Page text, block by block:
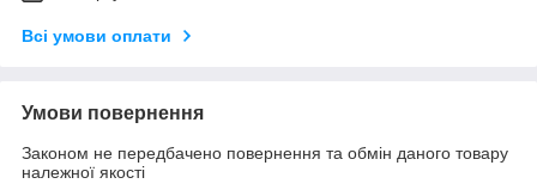
Всі умови оплати
Умови повернення
Законом не передбачено повернення та обмін даного товару
належної якості